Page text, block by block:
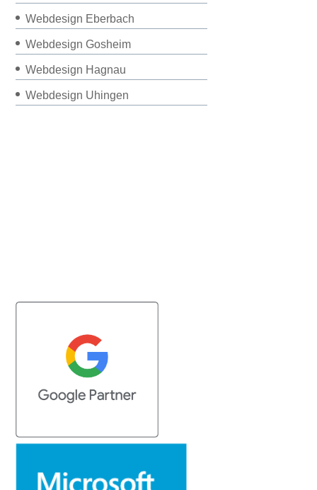
Webdesign Eberbach
Webdesign Gosheim
Webdesign Hagnau
Webdesign Uhingen